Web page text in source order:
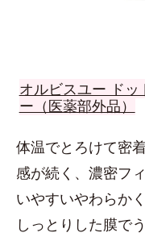
オルビスユー ド
ー（医薬部外品）
体温でとろけて密
感が続く、濃密フ
いやすいやわらか
しっとりした膜で